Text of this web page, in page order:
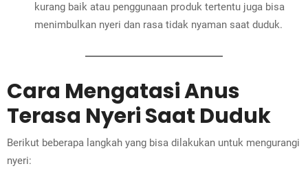
kurang baik atau penggunaan produk tertentu juga bisa
menimbulkan nyeri dan rasa tidak nyaman saat duduk.
Cara Mengatasi Anus
Terasa Nyeri Saat Duduk
Berikut beberapa langkah yang bisa dilakukan untuk mengurangi
nyeri: